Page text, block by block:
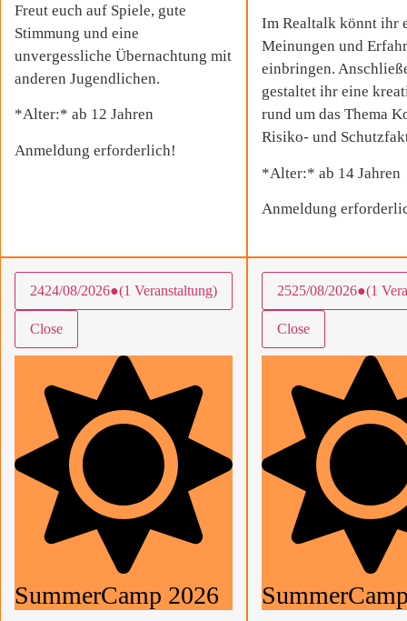
Freut euch auf Spiele, gute
Stimmung und eine
unvergessliche Übernachtung mit
anderen Jugendlichen.
*Alter:* ab 12 Jahren
Anmeldung erforderlich!
Im Realtalk könnt ihr
Meinungen und
einbringen.
gestaltet ihr eine
rund um das Thema
Risiko- und
*Alter:* ab 14 Jahren
Anmeldung
2424/08/2026●(1 Veranstaltung)
Close
SummerCamp 2026
2525/08/2026●(1
Close